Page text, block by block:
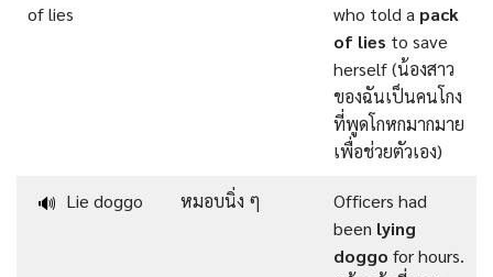
of lies
who told a pack
of lies to save
herself (น้องสาว
ของฉันเป็นคนโกง
ที่พูดโกหกมากมาย
เพื่อช่วยตัวเอง)
🔊 Lie doggo หมอบนิ่ง ๆ
Officers had
been lying
doggo for hours.